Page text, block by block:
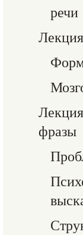
речи
фразы